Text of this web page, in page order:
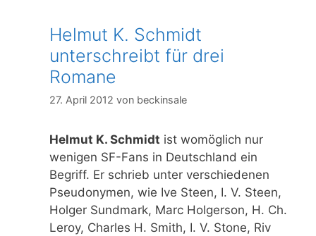
Helmut K. Schmidt
unterschreibt für drei
Romane
27. April 2012 von beckinsale
Helmut K. Schmidt ist womöglich nur
wenigen SF-Fans in Deutschland ein
Begriff. Er schrieb unter verschiedenen
Pseudonymen, wie Ive Steen, I. V. Steen,
Holger Sundmark, Marc Holgerson, H. Ch.
Leroy, Charles H. Smith, I. V. Stone, Riv